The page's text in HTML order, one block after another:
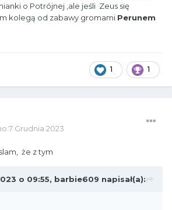
o Potrójnej ,ale jeśli Zeus się
kolegą od zabawy gromami Perunem
1 1
7 Grudnia 2023
że z tym
o 09:55, barbie609 napisał(a):